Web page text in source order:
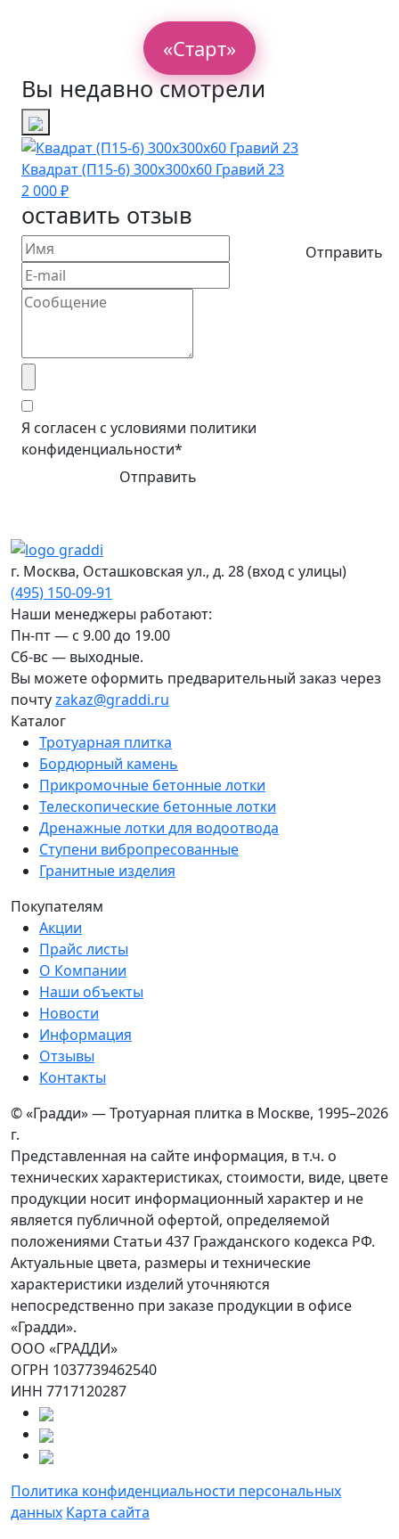
«Старт»
Вы недавно смотрели
Квадрат (П15-6) 300х300х60 Гравий 23
2 000 ₽
оставить отзыв
Я согласен с условиями политики
конфиденциальности*
Отправить
Отправить
г. Москва, Осташковская ул., д. 28(вход с улицы)
(495) 150-09-91
Наши менеджеры работают:
Пн-пт — c 9.00 до 19.00
Сб-вс — выходные.
Вы можете оформить предварительный заказ через
почтуzakaz@graddi.ru
Каталог
Тротуарная плитка
Бордюрный камень
Прикромочные бетонные лотки
Телескопические бетонные лотки
Дренажные лотки для водоотвода
Ступени вибропресованные
Гранитные изделия
Покупателям
Акции
Прайс листы
О Компании
Наши объекты
Новости
Информация
Отзывы
Контакты
© «Градди» — Тротуарная плитка в Москве, 1995–2026
г.
Представленная на сайте информация, в т.ч. о
технических характеристиках, стоимости, виде, цвете
продукции носит информационный характер и не
является публичной офертой, определяемой
положениями Статьи 437 Гражданского кодекса РФ.
Актуальные цвета, размеры и технические
характеристики изделий уточняются
непосредственно при заказе продукции в офисе
«Градди».
ООО «ГРАДДИ»
ОГРН 1037739462540
ИНН 7717120287
Политика конфиденциальности персональных
данных Карта сайта